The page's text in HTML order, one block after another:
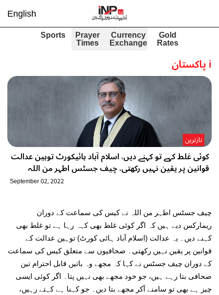
English
Gold
Rates
Currency
Exchange
Prayer
Times
Sports
iپاکستان
کوئی غلط کہے تو کہنے دیں، اسلام آباد ہائیکورٹ توہین عدالت
قوانین پر یقین نہیں رکھتی، چیف جسٹس اطہر من اللہ
تازترین
September 02, 2022
چیف جسٹس اطہر من اللہ نے کیس کی سماعت کے دوران
ریمارکس دیے ہیں کہ اگر کوئی غلط بھی کہہ رہا ہے تو غلط بھی
کہنے دیں۔ یہ عدالت (اسلام آباد ہائی کورٹ) توہین عدالت کے
قوانین پر یقین نہیں رکھتی۔ صحافیوں سے متعلق کیس کی سماعت
کے دوران چیف جسٹس نے کہا کہ مجھے وہ باتیں قابل احترام تین
صحافی بتا رہے ہیں، جو خود مجھے بھی نہیں پتا۔ اگر کوئی ایسی
چیز ہے بھی تو سامنے آکر مجھے بتا دیں۔ جو کہنا ہے کہتے رہیں،